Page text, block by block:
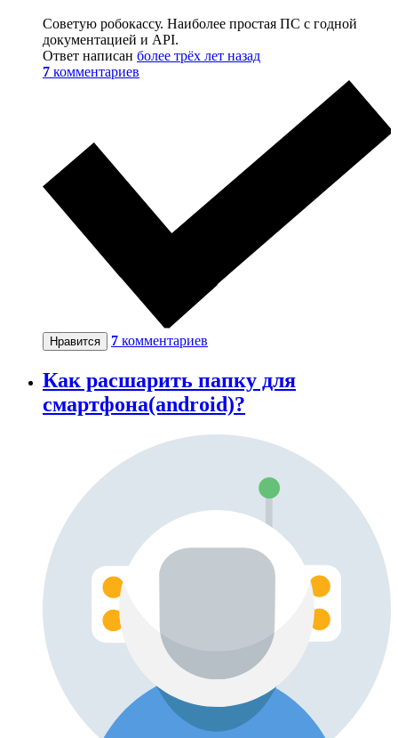
Cоветую робокассу. Наиболее простая ПС с годной
документацией и API.
Ответ написан более трёх лет назад
7 комментариев
Нравится 7 комментариев
Как расшарить папку для
смартфона(android)?